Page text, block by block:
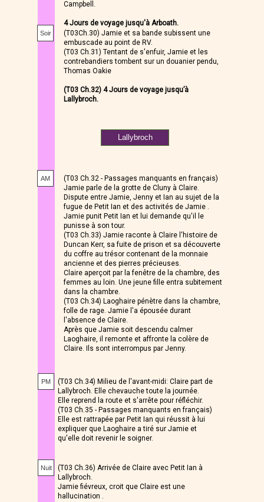
Campbell.
4 Jours de voyage jusqu'à Arboath.
Soir
(T03Ch.30) Jamie et sa bande subissent une
embuscade au point de RV.
(T03 Ch.31) Tentant de s'enfuir, Jamie et les
contrebandiers tombent sur un douanier pendu,
Thomas Oakie
(T03 Ch.32) 4 Jours de voyage jusqu’à
Lallybroch.
(T03 Ch.32 - Passages manquants en français)
Jamie parle de la grotte de Cluny à Claire.
Dispute entre Jamie, Jenny et Ian au sujet de la
fugue de Petit Ian et des activités de Jamie .
Jamie punit Petit Ian et lui demande qu'il le
punisse à son tour.
(T03 Ch.33) Jamie raconte à Claire l'histoire de
Duncan Kerr, sa fuite de prison et sa découverte
du coffre au trésor contenant de la monnaie
ancienne et des pierres précieuses.
Claire aperçoit par la fenêtre de la chambre, des
femmes au loin. Une jeune fille entra subitement
dans la chambre.
(T03 Ch.34) Laoghaire pénètre dans la chambre,
folle de rage. Jamie l'a épousée durant
l'absence de Claire.
Après que Jamie soit descendu calmer
Laoghaire, il remonte et affronte la colère de
Claire. Ils sont interrompus par Jenny.
AM
Lallybroch
PM
(T03 Ch.34) Milieu de l'avant-midi: Claire part de
Lallybroch. Elle chevauche toute la journée.
Elle reprend la route et s'arrête pour réfléchir.
(T03 Ch.35 - Passages manquants en français)
Elle est rattrapée par Petit Ian qui réussit à lui
expliquer que Laoghaire a tiré sur Jamie et
qu'elle doit revenir le soigner.
Nuit
(T03 Ch.36) Arrivée de Claire avec Petit Ian à
Lallybroch.
Jamie fiévreux, croit que Claire est une
hallucination .